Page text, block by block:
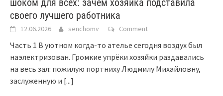
своего лучшего работника
12.06.2026 senchomv Comment
Часть 1 В уютном когда-то ателье сегодня воздух был
наэлектризован. Громкие упрёки хозяйки раздавались
на весь зал: пожилую портниху Людмилу Михайловну,
заслуженную и [...]